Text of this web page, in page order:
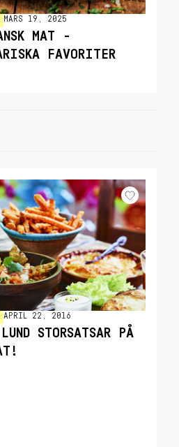
MARS 19, 2025
MAT -
FAVORITER
APRIL 22, 2016
LUND STORSATSAR PÅ